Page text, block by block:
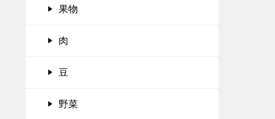
果物
肉
豆
野菜